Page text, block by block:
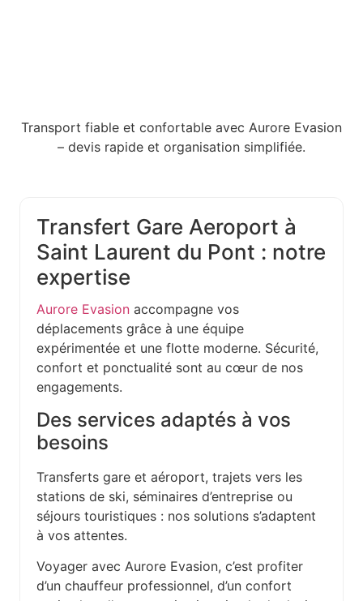
Transport fiable et confortable avec Aurore Evasion
– devis rapide et organisation simplifiée.
Transfert Gare Aeroport à
Saint Laurent du Pont : notre
expertise
Aurore Evasion accompagne vos
déplacements grâce à une équipe
expérimentée et une flotte moderne. Sécurité,
confort et ponctualité sont au cœur de nos
engagements.
Des services adaptés à vos
besoins
Transferts gare et aéroport, trajets vers les
stations de ski, séminaires d’entreprise ou
séjours touristiques : nos solutions s’adaptent
à vos attentes.
Voyager avec Aurore Evasion, c’est profiter
d’un chauffeur professionnel, d’un confort